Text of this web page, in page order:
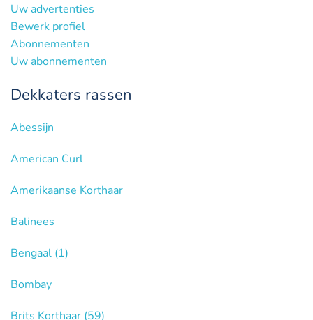
Uw advertenties
Bewerk profiel
Abonnementen
Uw abonnementen
Dekkaters rassen
Abessijn
American Curl
Amerikaanse Korthaar
Balinees
Bengaal (1)
Bombay
Brits Korthaar (59)